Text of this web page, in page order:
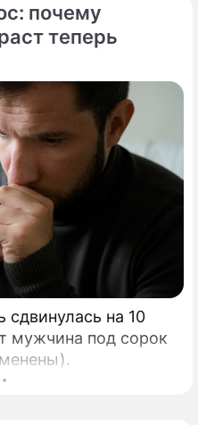
почему
теперь
на 10
мужчина под сорок